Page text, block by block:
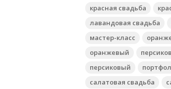
красная свадьба
лавандовая свадьба
мастер-класс
оранжевый
персиковый
салатовая свадьба